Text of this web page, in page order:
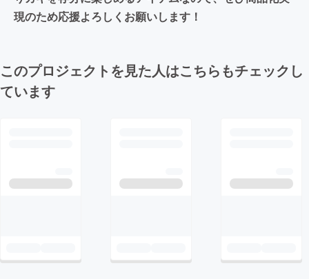
現のため応援よろしくお願いします！
このプロジェクトを見た人はこちらもチェックし
ています